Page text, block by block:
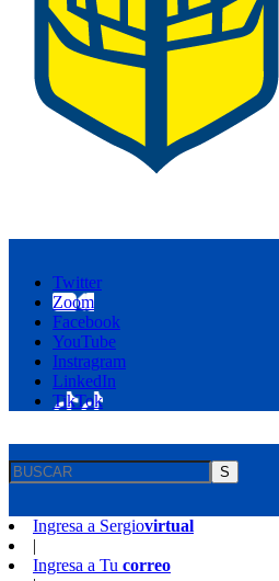
Twitter
Zoom
Facebook
YouTube
Instragram
LinkedIn
TikTok
S
Ingresa a Sergiovirtual
|
Ingresa a Tu correo